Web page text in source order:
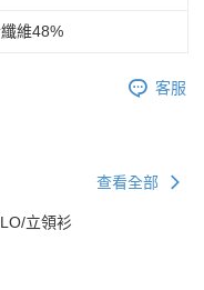
維48%
客服
查看全部
立領衫